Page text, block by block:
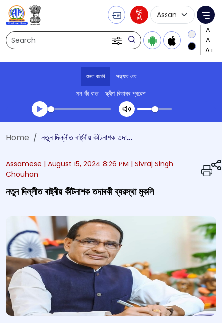
Search
Language
শুনক বাতৰি সন্ধ্যার খবর
মন কী বাত স্ক্ৰীণ ৰিডাৰৰ প্ৰৱেশ
Transcript summary
খেলা অডিঅ' সন্ধ্যার খবর
Home নতুন দিল্লীত ৰাষ্ট্ৰীয় কীটনাশক তদাৰকী ব্যৱস্থা মুকলি
Assamese | August 15, 2024 8:26 PM | Sivraj Singh
Chouhan
নতুন দিল্লীত ৰাষ্ট্ৰীয় কীটনাশক তদাৰকী ব্যৱস্থা মুকলি